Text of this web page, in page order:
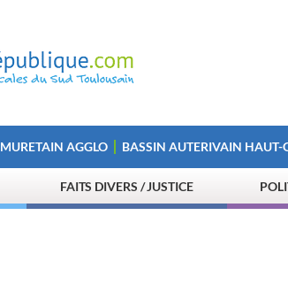
MURETAIN AGGLO BASSIN AUTERIVAIN HAUT-
FAITS DIVERS / JUSTICE